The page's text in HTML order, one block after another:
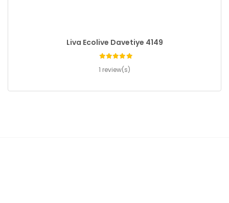
Liva Ecolive Davetiye 4149
1 review(s)